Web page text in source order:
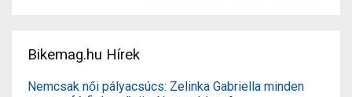
Bikemag.hu Hírek
Nemcsak női pályacsúcs: Zelinka Gabriella minden